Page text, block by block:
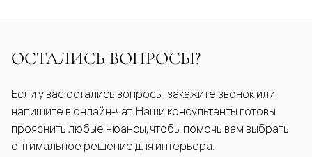
ОСТАЛИСЬ ВОПРОСЫ?
Если у вас остались вопросы, закажите звонок или
напишите в онлайн-чат. Наши консультанты готовы
прояснить любые нюансы, чтобы помочь вам выбрать
оптимальное решение для интерьера.